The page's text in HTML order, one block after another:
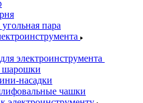
пара
электроинструмента
шарошки
насадки
чашки